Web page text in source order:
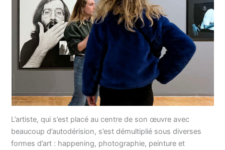
L’artiste, qui s’est placé au centre de son œuvre avec
beaucoup d’autodérision, s’est démultiplié sous diverses
formes d’art : happening, photographie, peinture et